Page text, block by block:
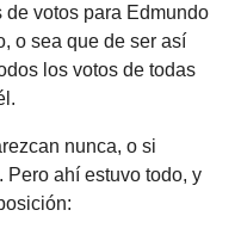
votos para Edmundo
o sea que de ser así
los votos de todas
nunca, o si
ahí estuvo todo, y